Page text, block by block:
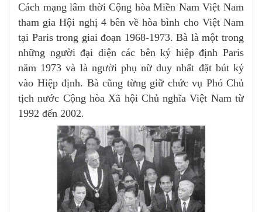
Cách mạng lâm thời Cộng hòa Miền Nam Việt Nam
tham gia Hội nghị 4 bên về hòa bình cho Việt Nam
tại Paris trong giai đoạn 1968-1973. Bà là một trong
những người đại diện các bên ký hiệp định Paris
năm 1973 và là người phụ nữ duy nhất đặt bút ký
vào Hiệp định. Bà cũng từng giữ chức vụ Phó Chủ
tịch nước Cộng hòa Xã hội Chủ nghĩa Việt Nam từ
1992 đến 2002.